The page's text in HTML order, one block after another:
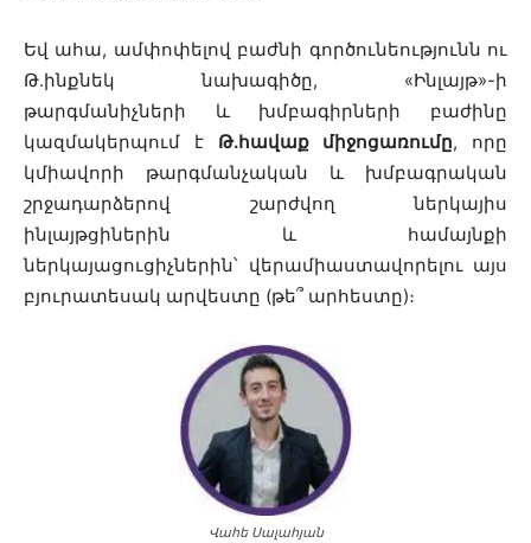
Եվ ահա, ամփոփելով բաժնի գործունեությունն ու
Թ.ինքնեկ նախագիծը, «Ինլայթ»-ի
թարգմանիչների և խմբագիրների բաժինը
կազմակերպում է Թ.հավաք միջոցառումը, որը
կմիավորի թարգմանչական և խմբագրական
շրջադարձերով շարժվող ներկայիս
ինլայթցիներին և համայնքի
ներկայացուցիչներին՝ վերամիաստավորելու այս
բյուրատեսակ արվեստը (թե՞ արհեստը)։
Վահե Սալահյան